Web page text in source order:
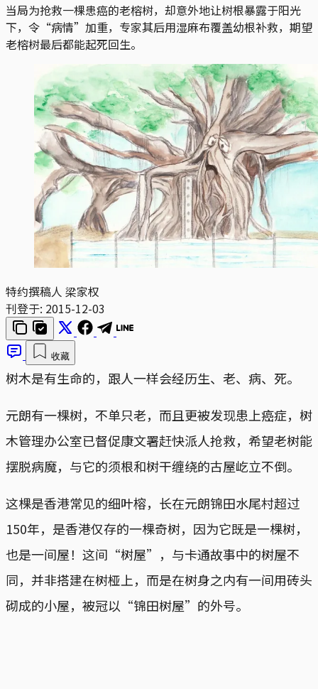
当局为抢救一棵患癌的老榕树，却意外地让树根暴露于阳光
下，令“病情”加重，专家其后用湿麻布覆盖幼根补救，期望
老榕树最后都能起死回生。
特约撰稿人 梁家权
刊登于: 2015-12-03
收藏
树木是有生命的，跟人一样会经历生、老、病、死。
元朗有一棵树，不单只老，而且更被发现患上癌症，树
木管理办公室已督促康文署赶快派人抢救，希望老树能
摆脱病魔，与它的须根和树干缠绕的古屋屹立不倒。
这棵是香港常见的细叶榕，长在元朗锦田水尾村超过
150年，是香港仅存的一棵奇树，因为它既是一棵树，
也是一间屋！这间“树屋”，与卡通故事中的树屋不
同，并非搭建在树桠上，而是在树身之内有一间用砖头
砌成的小屋，被冠以“锦田树屋”的外号。